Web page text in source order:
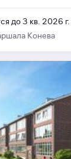
до 3 кв. 2026 г.
Конева